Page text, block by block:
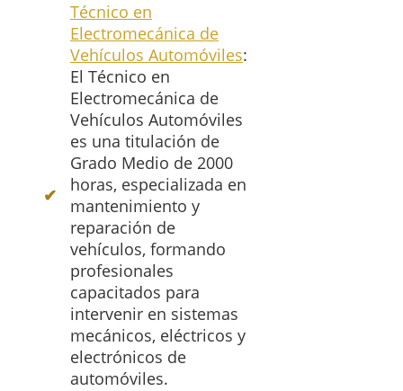
Técnico en
Electromecánica de
Vehículos Automóviles:
El Técnico en
Electromecánica de
Vehículos Automóviles
es una titulación de
Grado Medio de 2000
horas, especializada en
mantenimiento y
reparación de
vehículos, formando
profesionales
capacitados para
intervenir en sistemas
mecánicos, eléctricos y
electrónicos de
automóviles.